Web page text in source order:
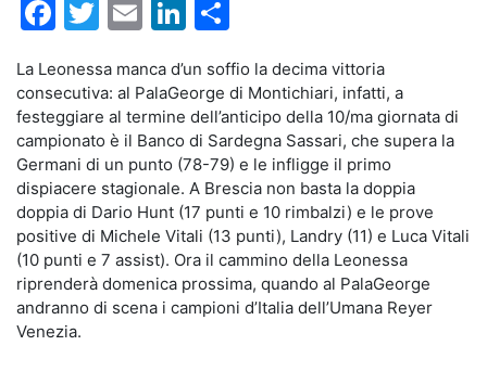
Facebook
Twitter
EmailLinkedIn
La Leonessa manca d’un soffio la decima vittoria
consecutiva: al PalaGeorge di Montichiari, infatti, a
festeggiare al termine dell’anticipo della 10/ma giornata di
campionato è il Banco di Sardegna Sassari, che supera la
Germani di un punto (78-79) e le infligge il primo
dispiacere stagionale. A Brescia non basta la doppia
doppia di Dario Hunt (17 punti e 10 rimbalzi) e le prove
positive di Michele Vitali (13 punti), Landry (11) e Luca Vitali
(10 punti e 7 assist). Ora il cammino della Leonessa
riprenderà domenica prossima, quando al PalaGeorge
andranno di scena i campioni d’Italia dell’Umana Reyer
Venezia.